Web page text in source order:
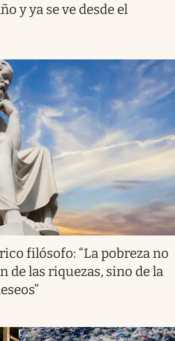
y ya se ve desde el
filósofo: “La pobreza no
de las riquezas, sino de la